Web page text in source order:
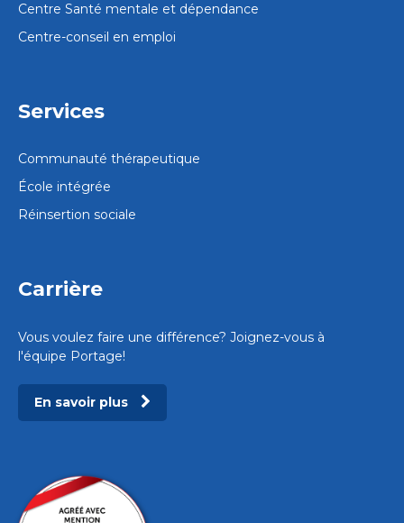
Centre Santé mentale et dépendance
Centre-conseil en emploi
Services
Communauté thérapeutique
École intégrée
Réinsertion sociale
Carrière
Vous voulez faire une différence? Joignez-vous à
l'équipe Portage!
En savoir plus